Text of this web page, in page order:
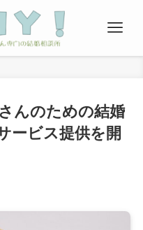
んのための結婚
ービス提供を開